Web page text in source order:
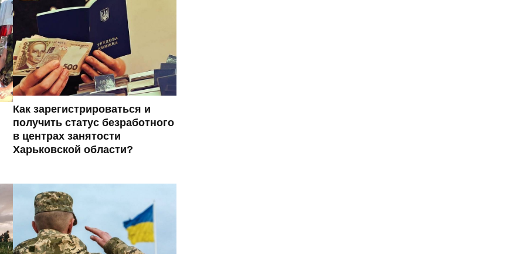
Как зарегистрироваться и
получить статус безработного
в центрах занятости
Харьковской области?